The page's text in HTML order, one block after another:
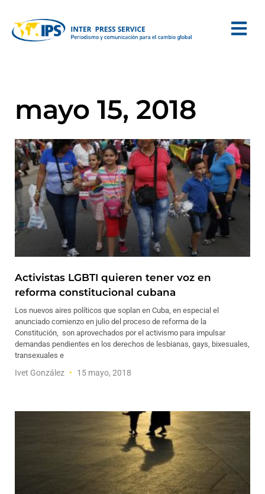
mayo 15, 2018
Activistas LGBTI quieren tener voz en
reforma constitucional cubana
Los nuevos aires políticos que soplan en Cuba, en especial el
anunciado comienzo en julio del proceso de reforma de la
Constitución, son aprovechados por el activismo para impulsar
demandas pendientes en los derechos de lesbianas, gays, bixesuales,
transexuales e
Ivet González 15 mayo, 2018